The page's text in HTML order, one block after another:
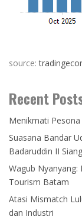
source:
Recent
Menikmati
Suasana Bandar
Badaruddin II
Wagub
Tourism Batam
Atasi Mismatch
dan Industri